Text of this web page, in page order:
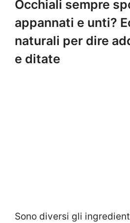
Occhiali sempre
appannati e unti?
naturali per dire
e ditate
Sono diversi gli